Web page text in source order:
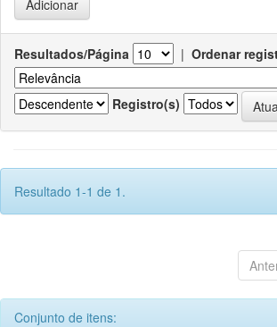
Resultados/Página | Ordenar
Registro(s)
Resultado 1-1 de 1.
Conjunto de itens: